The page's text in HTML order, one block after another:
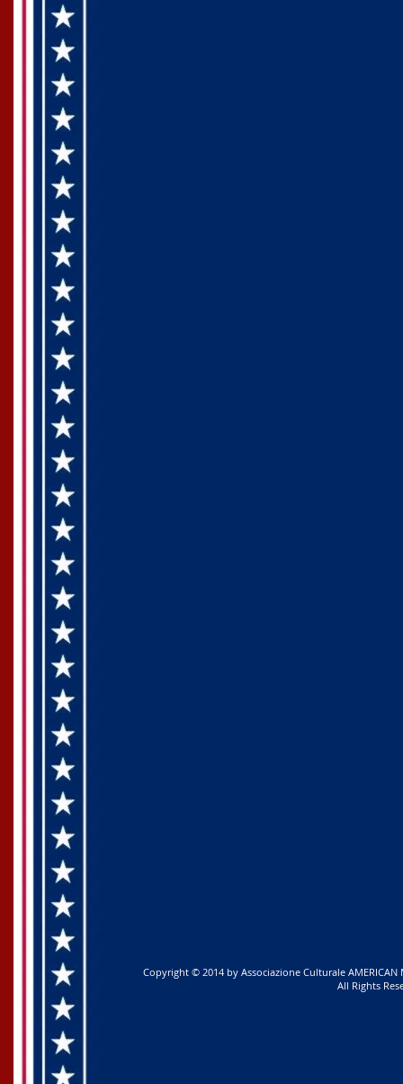
Copyright © 2014 by Associazione Culturale AMERICAN
All Rights